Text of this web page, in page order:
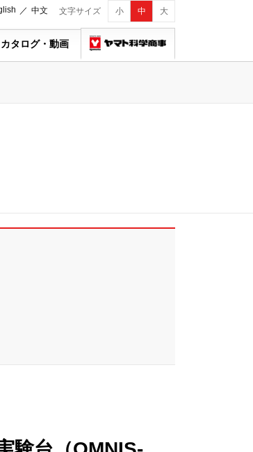
文字サイズ 小 中 大
／ 中文
カタログ・動画